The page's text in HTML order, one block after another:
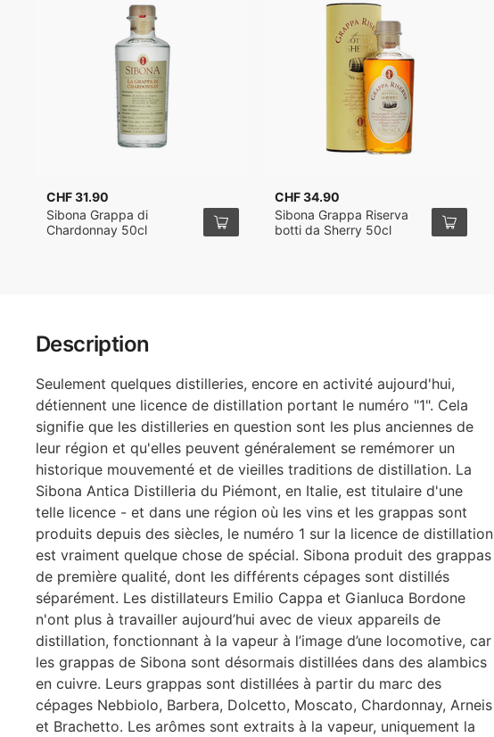
Description
Seulement quelques distilleries, encore en activité aujourd'hui,
détiennent une licence de distillation portant le numéro "1". Cela
signifie que les distilleries en question sont les plus anciennes de
leur région et qu'elles peuvent généralement se remémorer un
historique mouvementé et de vieilles traditions de distillation. La
Sibona Antica Distilleria du Piémont, en Italie, est titulaire d'une
telle licence - et dans une région où les vins et les grappas sont
produits depuis des siècles, le numéro 1 sur la licence de distillation
est vraiment quelque chose de spécial. Sibona produit des grappas
de première qualité, dont les différents cépages sont distillés
séparément. Les distillateurs Emilio Cappa et Gianluca Bordone
n'ont plus à travailler aujourd’hui avec de vieux appareils de
distillation, fonctionnant à la vapeur à l’image d’une locomotive, car
les grappas de Sibona sont désormais distillées dans des alambics
en cuivre. Leurs grappas sont distillées à partir du marc des
cépages Nebbiolo, Barbera, Dolcetto, Moscato, Chardonnay, Arneis
et Brachetto. Les arômes sont extraits à la vapeur, uniquement la
CHF 31.90
Sibona Grappa di
Chardonnay 50cl
CHF 34.90
Sibona Grappa Riserva
botti da Sherry 50cl